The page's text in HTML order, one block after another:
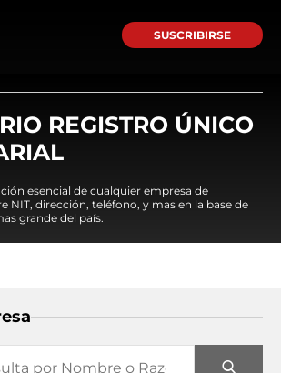
SUSCRIBIRSE
REGISTRO ÚNICO
esencial de cualquier empresa de
NIT, dirección, teléfono, y mas en la base de
grande del país.